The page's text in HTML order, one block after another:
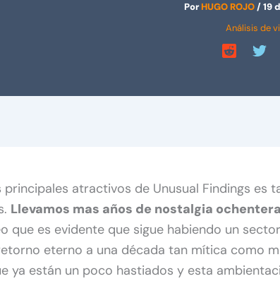
PorHUGO ROJO/19
Análisis de
atractivos de Unusual Findings es
Llevamos mas años de nostalgia
que es evidente que sigue habiendo un
eterno a una década tan mítica como
ya están un poco hastiados y esta